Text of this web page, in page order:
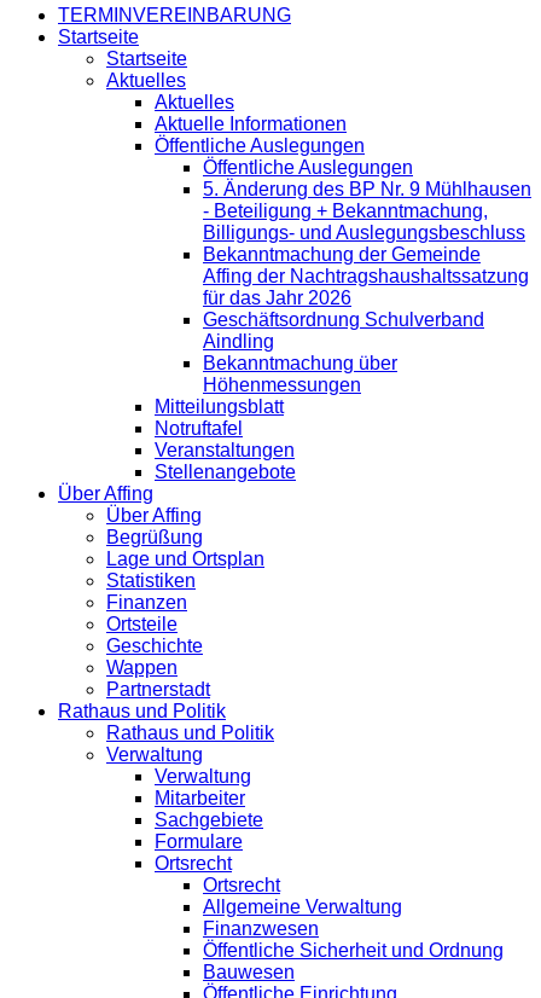
TERMINVEREINBARUNG
Startseite
Startseite
Aktuelles
Aktuelles
Aktuelle Informationen
Öffentliche Auslegungen
Öffentliche Auslegungen
5. Änderung des BP Nr. 9 Mühlhausen
- Beteiligung + Bekanntmachung,
Billigungs- und Auslegungsbeschluss
Bekanntmachung der Gemeinde
Affing der Nachtragshaushaltssatzung
für das Jahr 2026
Geschäftsordnung Schulverband
Aindling
Bekanntmachung über
Höhenmessungen
Mitteilungsblatt
Notruftafel
Veranstaltungen
Stellenangebote
Über Affing
Über Affing
Begrüßung
Lage und Ortsplan
Statistiken
Finanzen
Ortsteile
Geschichte
Wappen
Partnerstadt
Rathaus und Politik
Rathaus und Politik
Verwaltung
Verwaltung
Mitarbeiter
Sachgebiete
Formulare
Ortsrecht
Ortsrecht
Allgemeine Verwaltung
Finanzwesen
Öffentliche Sicherheit und Ordnung
Bauwesen